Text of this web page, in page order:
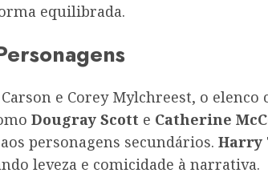
equilibrada.
e Corey Mylchreest, o elenco
Dougray Scott e Catherine
personagens secundários. Harry
leveza e comicidade à narrativa.